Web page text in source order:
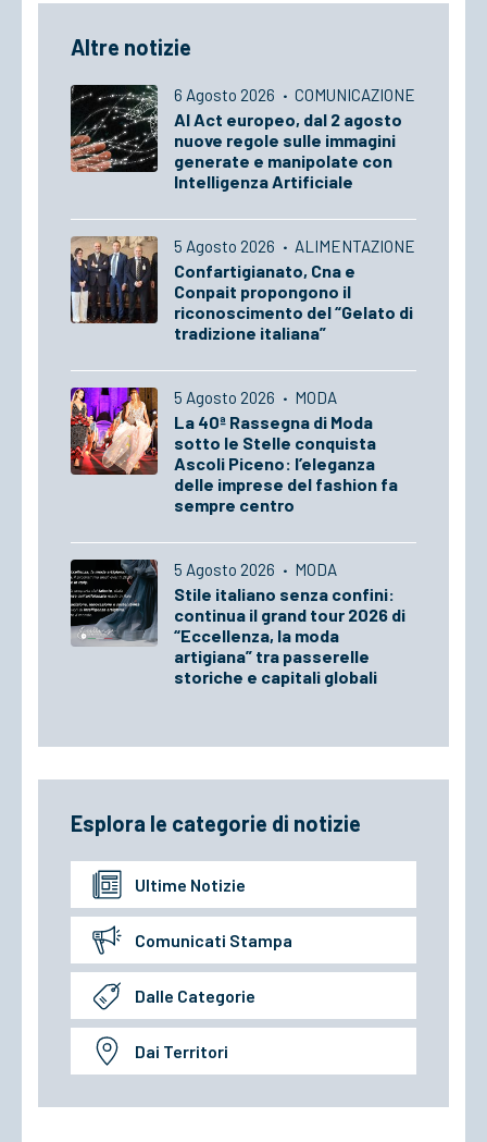
Altre notizie
6 Agosto 2026 · COMUNICAZIONE
AI Act europeo, dal 2 agosto
nuove regole sulle immagini
generate e manipolate con
Intelligenza Artificiale
5 Agosto 2026 · ALIMENTAZIONE
Confartigianato, Cna e
Conpait propongono il
riconoscimento del “Gelato di
tradizione italiana”
5 Agosto 2026 · MODA
La 40ª Rassegna di Moda
sotto le Stelle conquista
Ascoli Piceno: l’eleganza
delle imprese del fashion fa
sempre centro
5 Agosto 2026 · MODA
Stile italiano senza confini:
continua il grand tour 2026 di
“Eccellenza, la moda
artigiana” tra passerelle
storiche e capitali globali
Esplora le categorie di notizie
Ultime Notizie
Comunicati Stampa
Dalle Categorie
Dai Territori